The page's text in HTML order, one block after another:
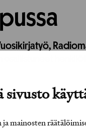
sivusto
mainosten